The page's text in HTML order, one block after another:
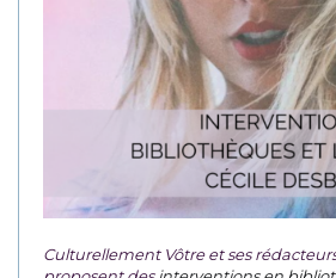
Culturellement Vôtre et ses